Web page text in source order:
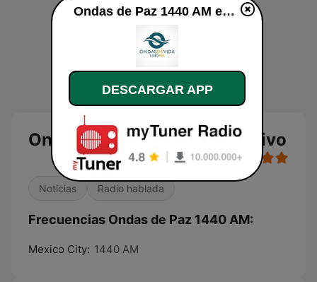
Ondas de Paz 1440 AM en vivo
Noticias Radio hablada
Frecuencias Ondas de Paz 1440 AM:
Mexico City: 1440 AM
Ondas de Paz 1440 AM en vivo
DESCARGAR APP